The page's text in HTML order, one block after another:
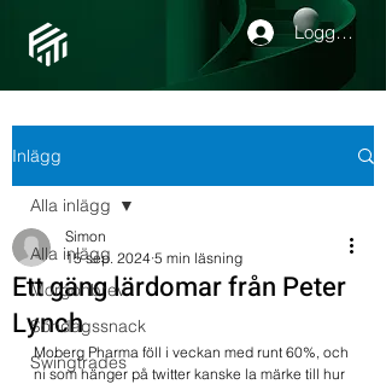
Logga in
Inlägg
Alla inlägg
Morgonbrev
Söndagssnack
Swingtrades
Alla inlägg
Ett gäng lärdomar från Peter
Lynch
Simon
15 sep. 2024 5 min läsning
Moberg Pharma föll i veckan med runt 60%, och
ni som hänger på twitter kanske la märke till hur